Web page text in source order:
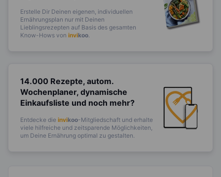
Erstelle Dir Deinen eigenen, individuellen
Ernährungsplan nur mit Deinen
Lieblingsrezepten auf Basis des gesamten
Know-Hows von invikoo
14.000 Rezepte, autom.
Wochenplaner, dynamische
Einkaufsliste und noch mehr?
Entdecke die invikoo-Mitgliedschaft und erhalte
viele hilfreiche und zeitsparende Möglichkeiten,
um Deine Ernährung optimal zu gestalten.